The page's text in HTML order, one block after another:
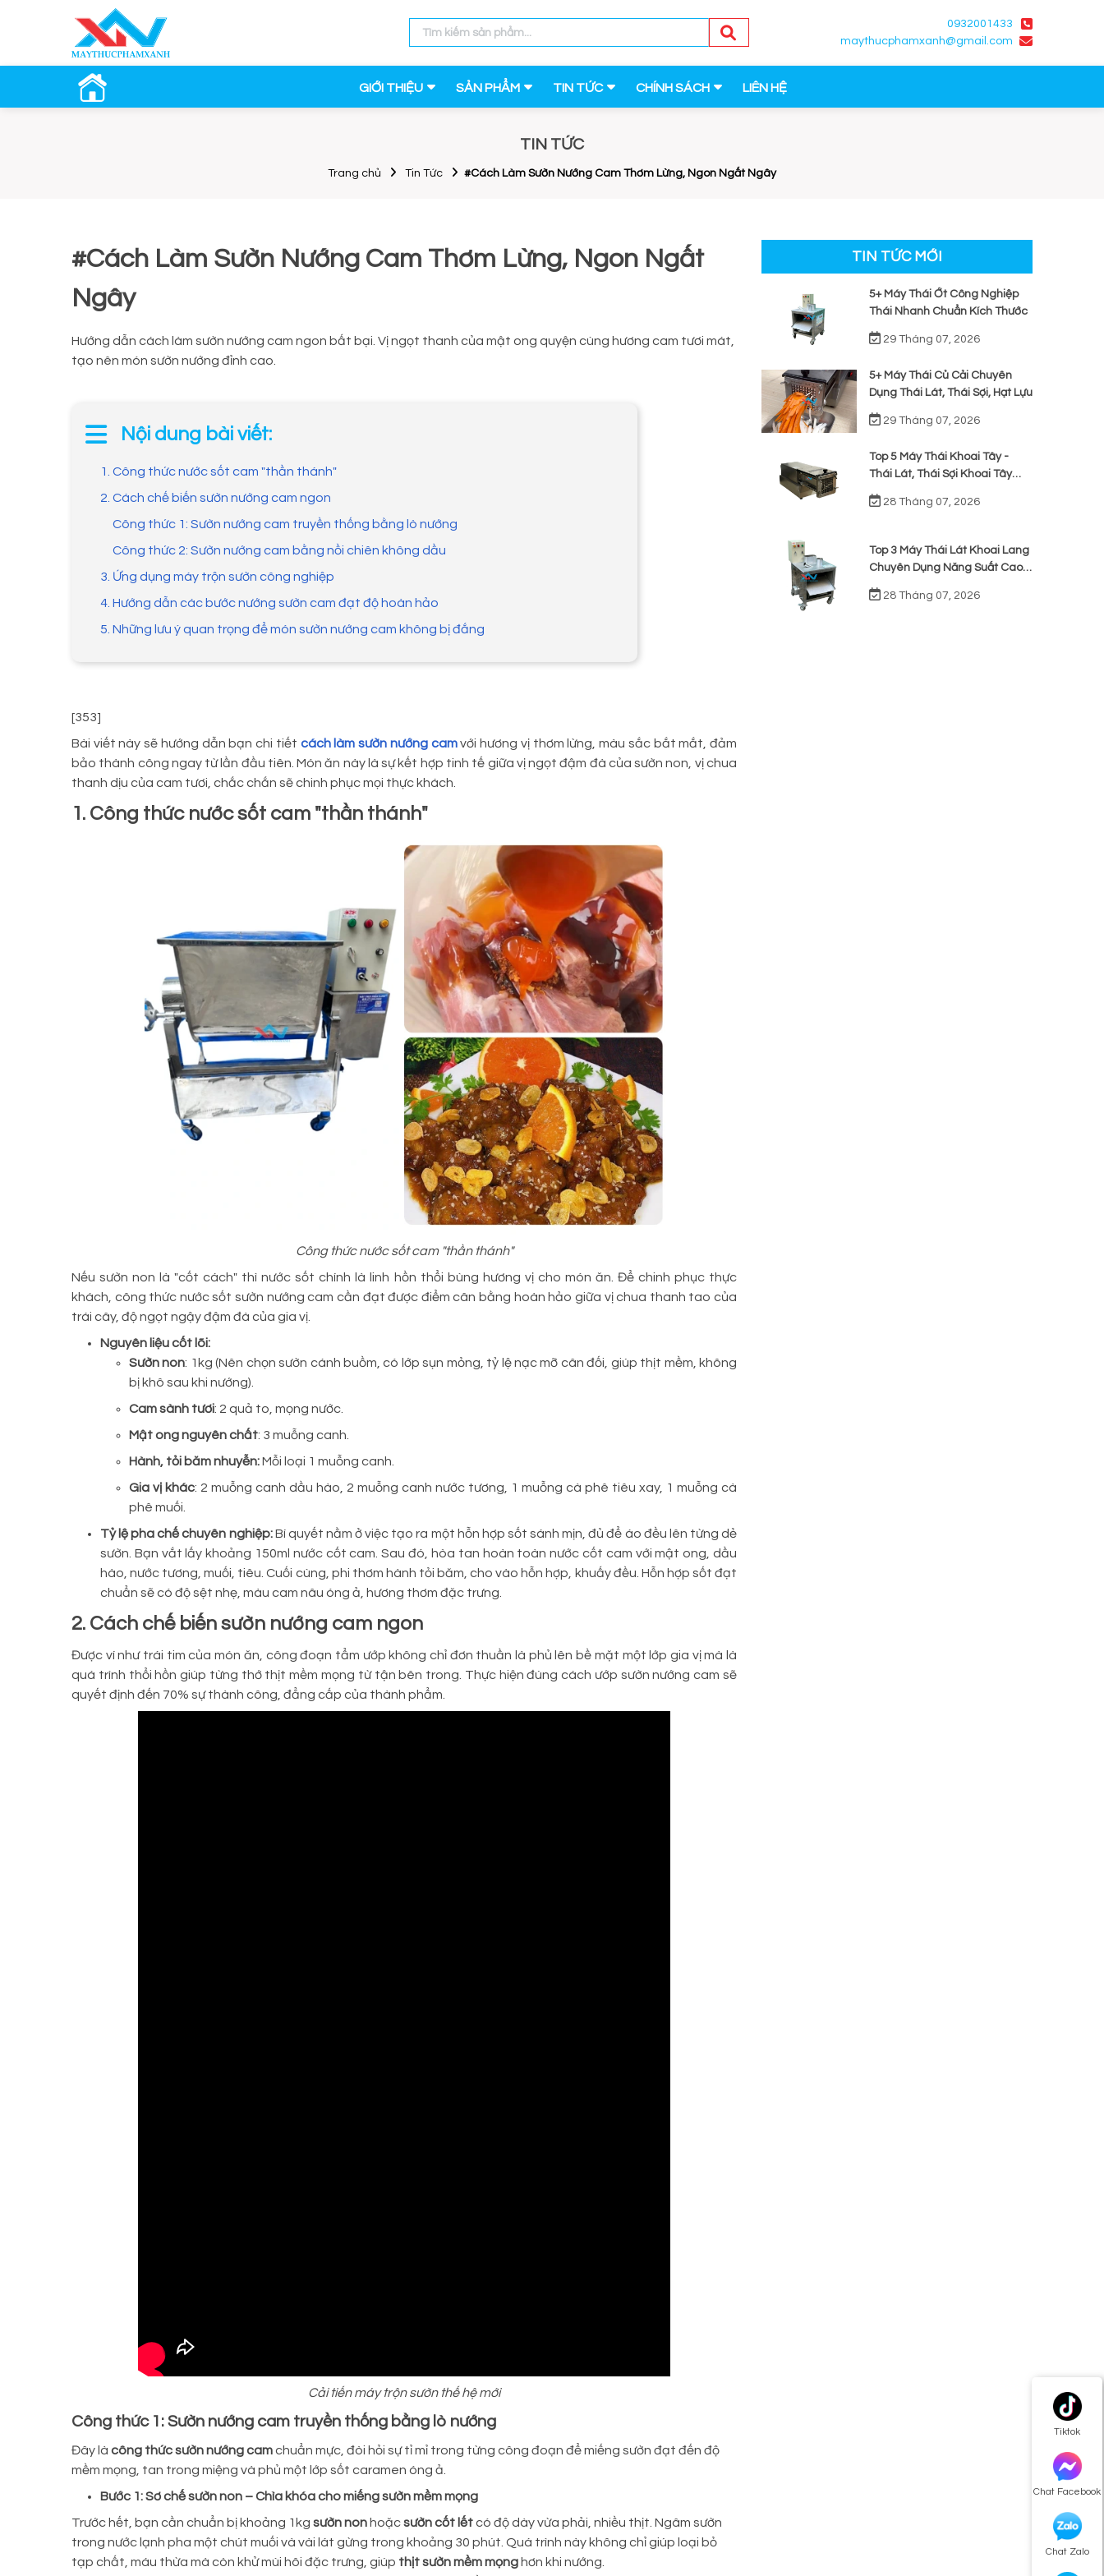
0932001433
maythucphamxanh@gmail.com
GIỚI THIỆU SẢN PHẨM TIN TỨC CHÍNH SÁCH LIÊN HỆ
Tiktok
Chat Facebook
Chat Zalo
TIN TỨC
Trang chủ Tin Tức #Cách Làm Sườn Nướng Cam Thơm Lừng, Ngon Ngất Ngây
#Cách Làm Sườn Nướng Cam Thơm Lừng, Ngon Ngất
Ngây
Hướng dẫn cách làm sườn nướng cam ngon bất bại. Vị ngọt thanh của mật ong quyện cùng hương cam tươi mát,
tạo nên món sườn nướng đỉnh cao.
Nội dung bài viết:
1. Công thức nước sốt cam "thần thánh"
2. Cách chế biến sườn nướng cam ngon
Công thức 1: Sườn nướng cam truyền thống bằng lò nướng
Công thức 2: Sườn nướng cam bằng nồi chiên không dầu
3. Ứng dụng máy trộn sườn công nghiệp
4. Hướng dẫn các bước nướng sườn cam đạt độ hoàn hảo
5. Những lưu ý quan trọng để món sườn nướng cam không bị đắng
[353]
Bài viết này sẽ hướng dẫn bạn chi tiết cách làm sườn nướng camvới hương vị thơm lừng, màu sắc bắt mắt, đảm
bảo thành công ngay từ lần đầu tiên. Món ăn này là sự kết hợp tinh tế giữa vị ngọt đậm đà của sườn non, vị chua
thanh dịu của cam tươi, chắc chắn sẽ chinh phục mọi thực khách.
1. Công thức nước sốt cam "thần thánh"
Công thức nước sốt cam "thần thánh"
Nếu sườn non là "cốt cách" thì nước sốt chính là linh hồn thổi bùng hương vị cho món ăn. Để chinh phục thực
khách, công thức nước sốt sườn nướng cam cần đạt được điểm cân bằng hoàn hảo giữa vị chua thanh tao của
trái cây, độ ngọt ngậy đậm đà của gia vị.
Nguyên liệu cốt lõi:
Sườn non: 1kg (Nên chọn sườn cánh buồm, có lớp sụn mỏng, tỷ lệ nạc mỡ cân đối, giúp thịt mềm, không
bị khô sau khi nướng).
Cam sành tươi: 2 quả to, mọng nước.
Mật ong nguyên chất: 3 muỗng canh.
Hành, tỏi băm nhuyễn:Mỗi loại 1 muỗng canh.
Gia vị khác: 2 muỗng canh dầu hào, 2 muỗng canh nước tương, 1 muỗng cà phê tiêu xay, 1 muỗng cà
phê muối.
Tỷ lệ pha chế chuyên nghiệp:Bí quyết nằm ở việc tạo ra một hỗn hợp sốt sánh mịn, đủ để áo đều lên từng dẻ
sườn. Bạn vắt lấy khoảng 150ml nước cốt cam. Sau đó, hòa tan hoàn toàn nước cốt cam với mật ong, dầu
hào, nước tương, muối, tiêu. Cuối cùng, phi thơm hành tỏi băm, cho vào hỗn hợp, khuấy đều. Hỗn hợp sốt đạt
chuẩn sẽ có độ sệt nhẹ, màu cam nâu óng ả, hương thơm đặc trưng.
2. Cách chế biến sườn nướng cam ngon
Được ví như trái tim của món ăn, công đoạn tẩm ướp không chỉ đơn thuần là phủ lên bề mặt một lớp gia vị mà là
quá trình thổi hồn giúp từng thớ thịt mềm mọng từ tận bên trong. Thực hiện đúng cách ướp sườn nướng cam sẽ
quyết định đến 70% sự thành công, đẳng cấp của thành phẩm.
Cải tiến máy trộn sườn thế hệ mới
Công thức 1: Sườn nướng cam truyền thống bằng lò nướng
Đây là công thức sườn nướng camchuẩn mực, đòi hỏi sự tỉ mỉ trong từng công đoạn để miếng sườn đạt đến độ
mềm mọng, tan trong miệng và phủ một lớp sốt caramen óng ả.
Bước 1: Sơ chế sườn non – Chìa khóa cho miếng sườn mềm mọng
Trước hết, bạn cần chuẩn bị khoảng 1kg sườn nonhoặcsườn cốt lếtcó độ dày vừa phải, nhiều thịt. Ngâm sườn
trong nước lạnh pha một chút muối và vài lát gừng trong khoảng 30 phút. Quá trình này không chỉ giúp loại bỏ
tạp chất, máu thừa mà còn khử mùi hôi đặc trưng, giúp thịt sườn mềm mọnghơn khi nướng.
TIN TỨC MỚI
5+ Máy Thái Ớt Công Nghiệp
Thái Nhanh Chuẩn Kích Thước
29 Tháng 07, 2026
5+ Máy Thái Củ Cải Chuyên
Dụng Thái Lát, Thái Sợi, Hạt Lựu
29 Tháng 07, 2026
Top 5 Máy Thái Khoai Tây -
Thái Lát, Thái Sợi Khoai Tây
28 Tháng 07, 2026
Top 3 Máy Thái Lát Khoai Lang
Chuyên Dụng Năng Suất Cao,
Giá Rẻ
28 Tháng 07, 2026